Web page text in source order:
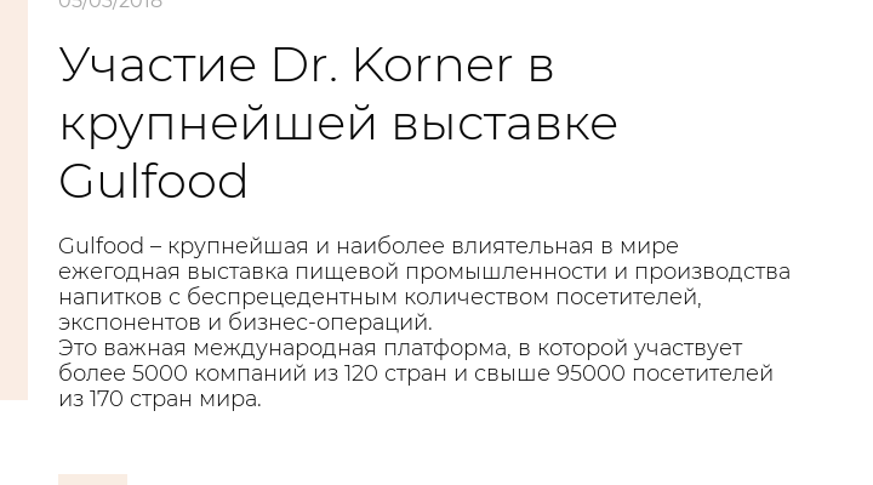
Участие Dr. Korner в
крупнейшей выставке
Gulfood
Gulfood – крупнейшая и наиболее влиятельная в мире
ежегодная выставка пищевой промышленности и производства
напитков с беспрецедентным количеством посетителей,
экспонентов и бизнес-операций.
Это важная международная платформа, в которой участвует
более 5000 компаний из 120 стран и свыше 95000 посетителей
из 170 стран мира.